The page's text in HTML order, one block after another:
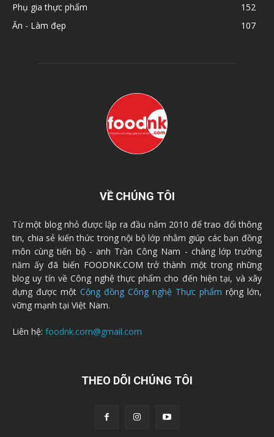
Phụ gia thực phẩm
152
Ăn - Làm đẹp
107
VỀ CHÚNG TÔI
Từ một blog nhỏ được lập ra đầu năm 2010 để trao đổi thông
tin, chia sẻ kiến thức trong nội bộ lớp nhằm giúp các bạn đồng
môn cùng tiến bộ - anh Trần Công Nam - chàng lớp trưởng
năm ấy đã biến FOODNK.COM trở thành một trong những
blog uy tín về Công nghệ thực phẩm cho đến hiện tại, và xây
dựng được một Cộng đồng Công nghệ Thực phẩm rộng lớn,
vững mạnh tại Việt Nam.
Liên hệ: foodnk.com@gmail.com
THEO DÕI CHÚNG TÔI